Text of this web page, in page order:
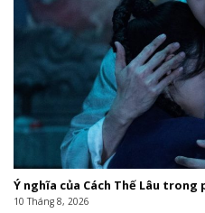
Ý nghĩa của Cách Thế Lâu trong
10 Tháng 8, 2026